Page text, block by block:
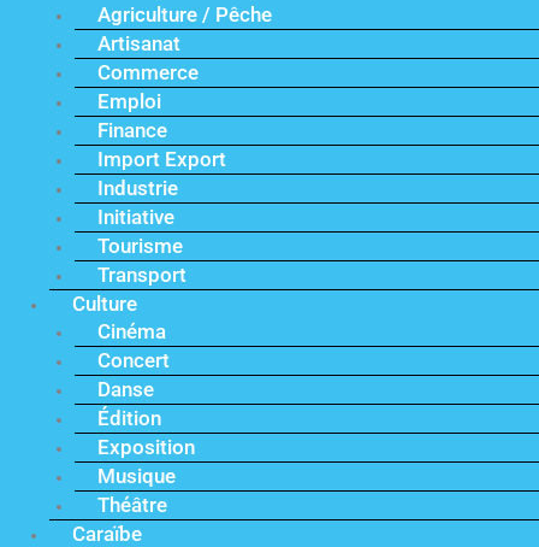
Agriculture / Pêche
Artisanat
Commerce
Emploi
Finance
Import Export
Industrie
Initiative
Tourisme
Transport
Culture
Cinéma
Concert
Danse
Édition
Exposition
Musique
Théâtre
Caraïbe